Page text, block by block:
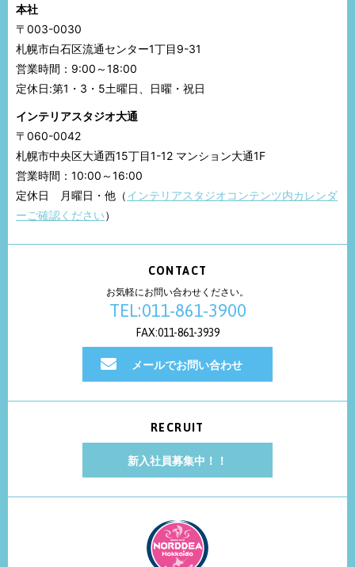
本社
〒003-0030
札幌市白石区流通センター1丁目9-31
営業時間：9:00～18:00
定休日:第1・3・5土曜日、日曜・祝日
インテリアスタジオ大通
〒060-0042
札幌市中央区大通西15丁目1-12 マンション大通1F
営業時間：10:00～16:00
定休日 月曜日・他（インテリアスタジオコンテンツ内カレンダ
ーご確認ください）
CONTACT
お気軽にお問い合わせください。
TEL:011-861-3900
FAX:011-861-3939
メールでお問い合わせ
RECRUIT
新入社員募集中！！